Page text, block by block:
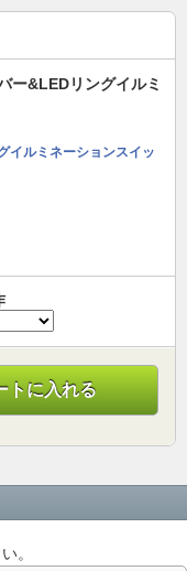
ー&LEDリングイルミ
イルミネーションスイッ
トに入れる
。